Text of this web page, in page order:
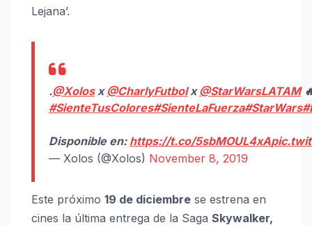
Lejana’.
.@Xolosx @CharlyFutbolx @StarWarsLATAM
#SienteTusColores#SienteLaFuerza#StarWars
Disponible en: https://t.co/5sbMOUL4xA
— Xolos (@Xolos) November 8, 2019
Este próximo 19 de diciembre se estrena en
cines la última entrega de la Saga Skywalker,